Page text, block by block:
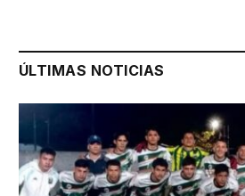
ÚLTIMAS NOTICIAS